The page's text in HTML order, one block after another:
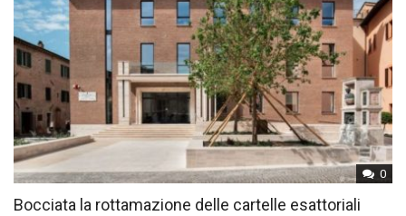
0
Bocciata la rottamazione delle cartelle esattoriali